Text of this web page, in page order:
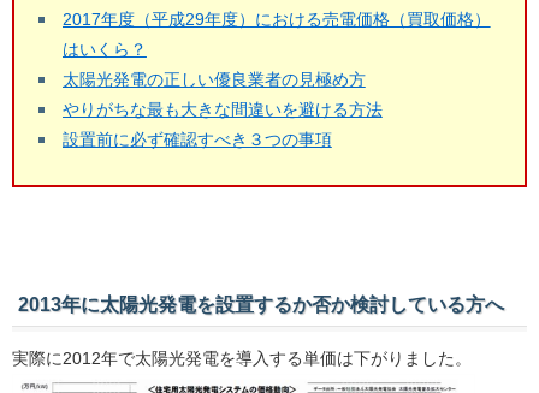
2017年度（平成29年度）における売電価格（買取価格）
はいくら？
太陽光発電の正しい優良業者の見極め方
やりがちな最も大きな間違いを避ける方法
設置前に必ず確認すべき３つの事項
2013年に太陽光発電を設置するか否か検討している方へ
実際に2012年で太陽光発電を導入する単価は下がりました。